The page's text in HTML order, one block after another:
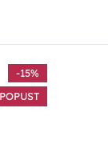
-15%